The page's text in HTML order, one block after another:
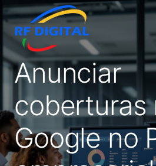
Anunciar
coberturas
Google no